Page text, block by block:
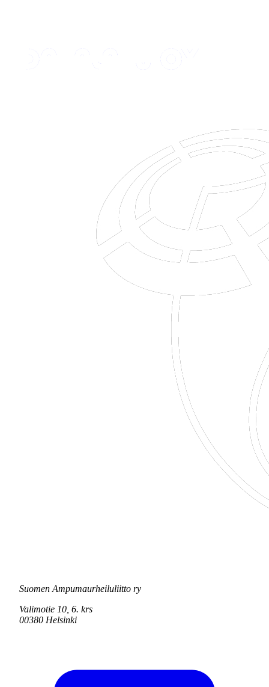
Suomen Ampumaurheiluliitto ry
Valimotie 10, 6. krs
00380 Helsinki